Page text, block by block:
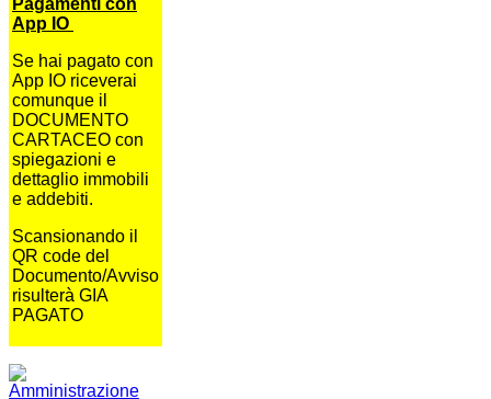
App IO
Se hai pagato con
App IO riceverai
comunque il
DOCUMENTO
CARTACEO con
spiegazioni e
dettaglio immobili
e addebiti.
Scansionando il
QR code del
Documento/Avviso
risulterà GIA
PAGATO